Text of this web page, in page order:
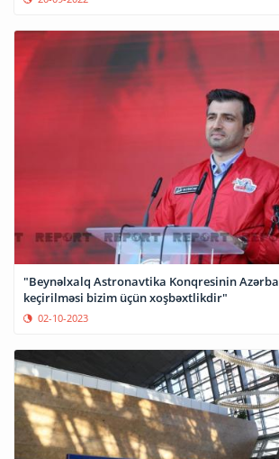
"Beynəlxalq Astronavtika Konqresinin
keçirilməsi bizim üçün xoşbəxtlikdir"
02-10-2023